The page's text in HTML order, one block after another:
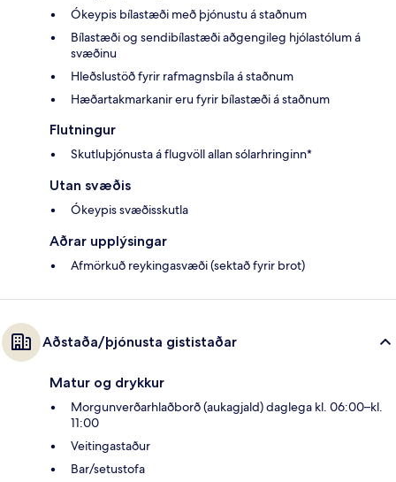
Ókeypis bílastæði með þjónustu á staðnum
Bílastæði og sendibílastæði aðgengileg hjólastólum á
svæðinu
Hleðslustöð fyrir rafmagnsbíla á staðnum
Hæðartakmarkanir eru fyrir bílastæði á staðnum
Flutningur
Skutluþjónusta á flugvöll allan sólarhringinn*
Utan svæðis
Ókeypis svæðisskutla
Aðrar upplýsingar
Afmörkuð reykingasvæði (sektað fyrir brot)
Aðstaða/þjónusta gististaðar
Matur og drykkur
Morgunverðarhlaðborð (aukagjald) daglega kl. 06:00–kl.
11:00
Veitingastaður
Bar/setustofa